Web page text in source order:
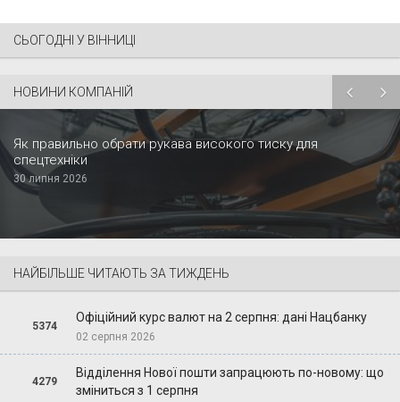
СЬОГОДНІ У ВІННИЦІ
НОВИНИ КОМПАНІЙ
Як правильно обрати рукава високого тиску для
спецтехніки
30 липня 2026
НАЙБІЛЬШЕ ЧИТАЮТЬ ЗА ТИЖДЕНЬ
5374
Офіційний курс валют на 2 серпня: дані Нацбанку
02 серпня 2026
4279
Відділення Нової пошти запрацюють по-новому: що
зміниться з 1 серпня